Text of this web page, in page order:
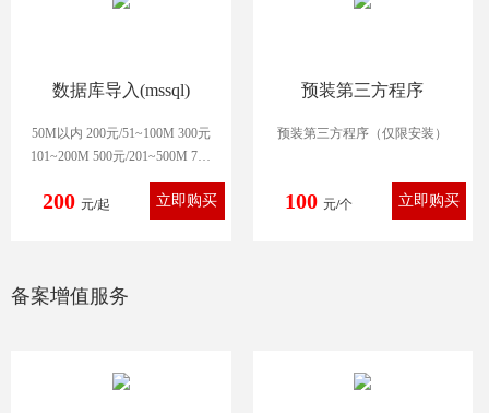
数据库导入(mssql)
50M以内 200元/51~100M 300元
101~200M 500元/201~500M 700
501~999M 900元
200 元/起
预装第三方程序
预装第三方程序（仅限安装）
100 元/个
备案增值服务